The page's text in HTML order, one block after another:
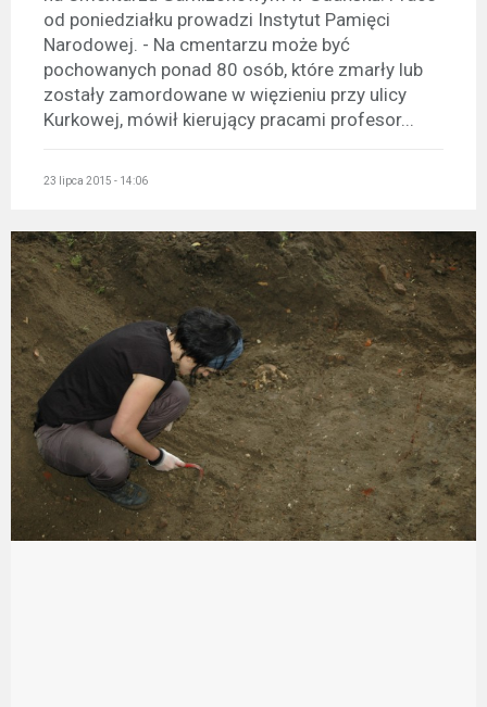
od poniedziałku prowadzi Instytut Pamięci
Narodowej. - Na cmentarzu może być
pochowanych ponad 80 osób, które zmarły lub
zostały zamordowane w więzieniu przy ulicy
Kurkowej, mówił kierujący pracami profesor...
23 lipca 2015 - 14:06